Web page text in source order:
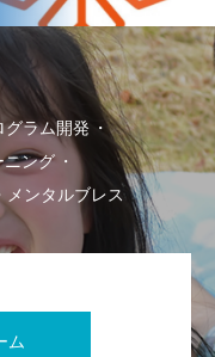
グラム開発
ニング
メンタルブレス
ム